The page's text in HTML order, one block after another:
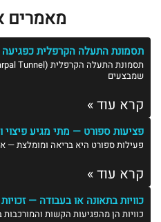
מאמרים
תסמונת התעלה הקרפלית כפגיעה
שמבצעים
קרא עוד »
פציעות ספורט — מתי מגיע פיצוי
פעילות ספורט היא בריאה ומומלצת —
קרא עוד »
כוויות בתאונה או בעבודה — זכויות
כוויות הן מהפגיעות הקשות והמורכבות